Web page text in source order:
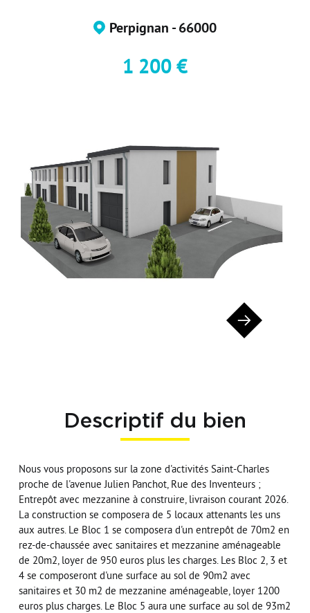
Perpignan - 66000
1 200 €
Descriptif du bien
Nous vous proposons sur la zone d'activités Saint-Charles
proche de l'avenue Julien Panchot, Rue des Inventeurs ;
Entrepôt avec mezzanine à construire, livraison courant 2026.
La construction se composera de 5 locaux attenants les uns
aux autres. Le Bloc 1 se composera d'un entrepôt de 70m2 en
rez-de-chaussée avec sanitaires et mezzanine aménageable
de 20m2, loyer de 950 euros plus les charges. Les Bloc 2, 3 et
4 se composeront d'une surface au sol de 90m2 avec
sanitaires et 30 m2 de mezzanine aménageable, loyer 1200
euros plus charges. Le Bloc 5 aura une surface au sol de 93m2